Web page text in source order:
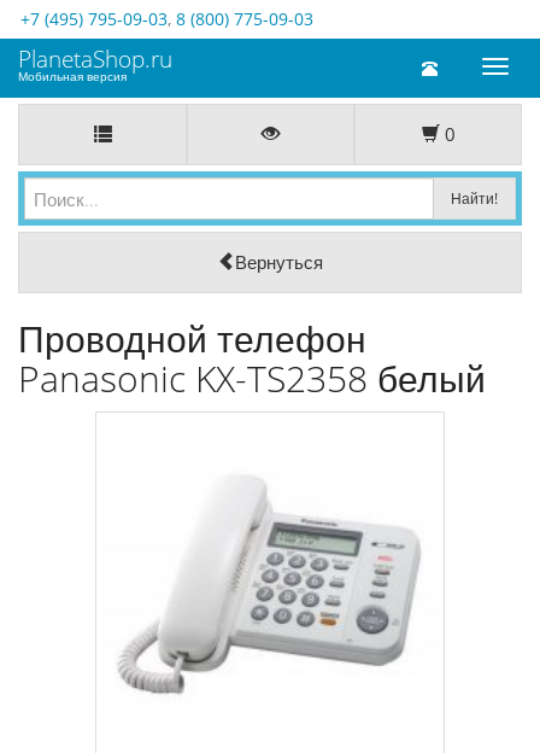
+7 (495) 795-09-03, 8 (800) 775-09-03
Toggle
PlanetaShop.ru
Мобильная версия
0
Вернуться
Проводной телефон
Panasonic KX-TS2358 белый